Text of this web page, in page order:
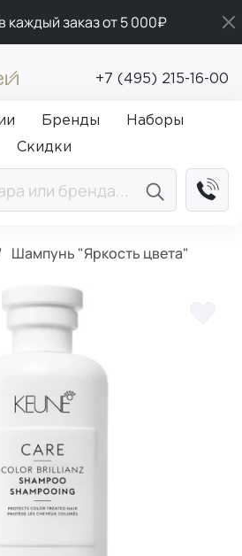
каждый заказ от 5 000₽
доставка от 5 000₽
ПРИВЕТ
+7 (495) 215-16-00
Бренды
Наборы
Скидки
Шампунь "Яркость цвета"